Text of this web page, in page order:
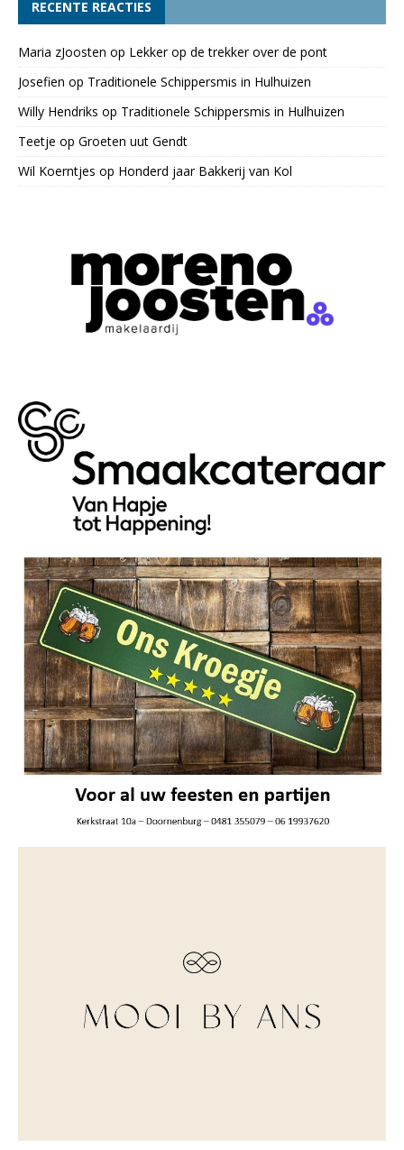
RECENTE REACTIES
Maria zJoosten op Lekker op de trekker over de pont
Josefien op Traditionele Schippersmis in Hulhuizen
Willy Hendriks op Traditionele Schippersmis in Hulhuizen
Teetje op Groeten uut Gendt
Wil Koerntjes op Honderd jaar Bakkerij van Kol